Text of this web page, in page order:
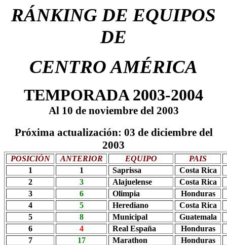
RÁNKING DE EQUIPOS
DE
CENTRO AMÉRICA
TEMPORADA 2003-2004
Al 10 de noviembre del 2003
Próxima actualización: 03 de diciembre del
2003
POSICIÓN ANTERIOR EQUIPO
PAIS
1
1 Saprissa Costa Rica
2
3 Alajuelense
Costa Rica
3
6 Olimpia
Honduras
4
5 Herediano
Costa Rica
5
8 Municipal
Guatemala
6
4 Real España
Honduras
7
17 Marathon
Honduras